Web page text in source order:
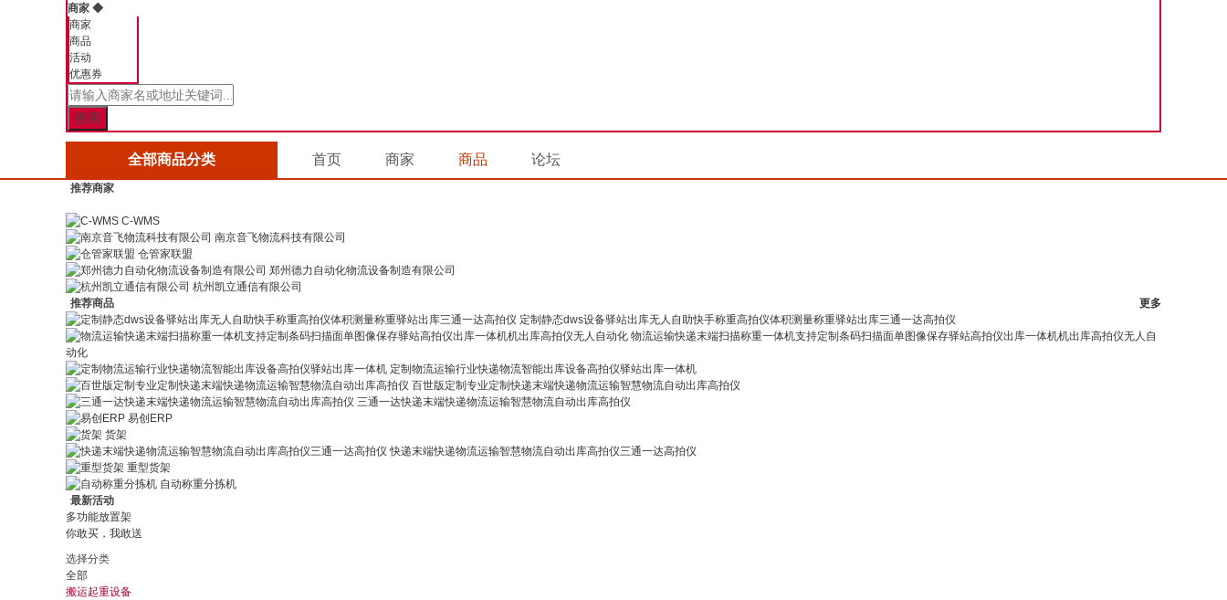
商家 ◆
商家
商品
活动
优惠券
全部商品分类 首页 商家 商品 论坛
推荐商家
C-WMS
南京音飞物流科技有限公司
仓管家联盟
郑州德力自动化物流设备制造有限公司
杭州凯立通信有限公司
推荐商品
更多
定制静态dws设备驿站出库无人自助快手称重高拍仪体积测量称重驿站出库三通一达高拍仪
物流运输快递末端扫描称重一体机支持定制条码扫描面单图像保存驿站高拍仪出库一体机机出库高拍仪无人自
动化
定制物流运输行业快递物流智能出库设备高拍仪驿站出库一体机
百世版定制专业定制快递末端快递物流运输智慧物流自动出库高拍仪
三通一达快递末端快递物流运输智慧物流自动出库高拍仪
易创ERP
货架
快递末端快递物流运输智慧物流自动出库高拍仪三通一达高拍仪
重型货架
自动称重分拣机
最新活动
多功能放置架
你敢买，我敢送
选择分类
全部
搬运起重设备